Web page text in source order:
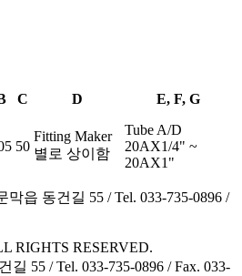
C D E, F, G
50
Fitting Maker
별로 상이함
Tube A/D
20AX1/4" ~
20AX1"
읍 동건길 55 / Tel. 033-735-0896 /
RIGHTS RESERVED.
55 / Tel. 033-735-0896 / Fax. 033-